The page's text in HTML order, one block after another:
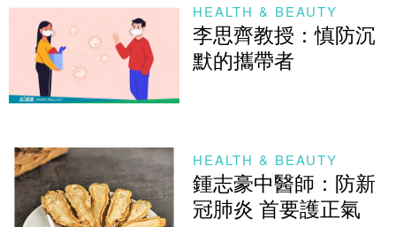
HEALTH & BEAUTY
李思齊教授：慎防沉
默的攜帶者
HEALTH & BEAUTY
鍾志豪中醫師：防新
冠肺炎 首要護正氣